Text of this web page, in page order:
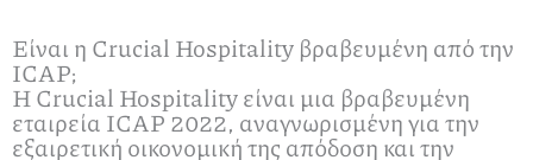
Είναι η Crucial Hospitality βραβευμένη από την
ICAP;
Η Crucial Hospitality είναι μια βραβευμένη
εταιρεία ICAP 2022, αναγνωρισμένη για την
εξαιρετική οικονομική της απόδοση και την